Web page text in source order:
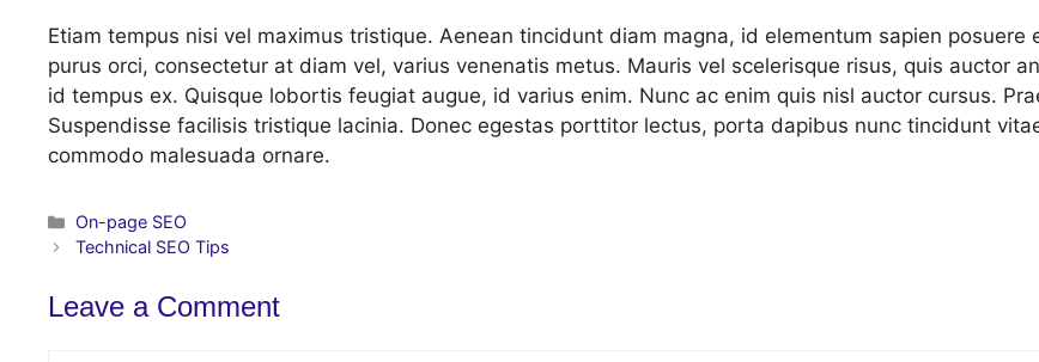
Etiam tempus nisi vel maximus tristique. Aenean tincidunt diam magna, id elementum sapien
purus orci, consectetur at diam vel, varius venenatis metus. Mauris vel scelerisque risus, quis auctor
id tempus ex. Quisque lobortis feugiat augue, id varius enim. Nunc ac enim quis nisl auctor cursus.
Suspendisse facilisis tristique lacinia. Donec egestas porttitor lectus, porta dapibus nunc tincidunt
commodo malesuada ornare.
Categories
On-page SEO
Technical SEO Tips
Leave a Comment